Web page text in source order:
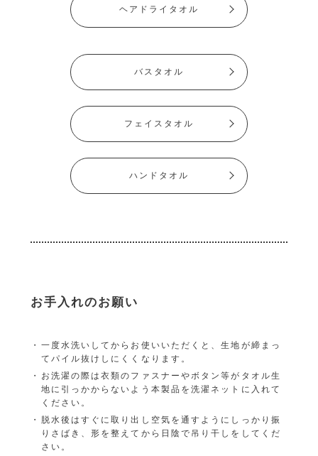
ヘアドライタオル
バスタオル
フェイスタオル
ハンドタオル
お手入れのお願い
一度水洗いしてからお使いいただくと、生地が締まっ
てパイル抜けしにくくなります。
お洗濯の際は衣類のファスナーやボタン等がタオル生
地に引っかからないよう本製品を洗濯ネットに入れて
ください。
脱水後はすぐに取り出し空気を通すようにしっかり振
りさばき、形を整えてから日陰で吊り干しをしてくだ
さい。